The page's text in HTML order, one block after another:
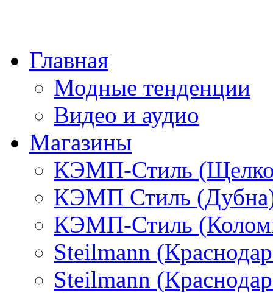
Главная
Модные тенденции
Видео и аудио
Магазины
КЭМП-Стиль
КЭМП Стиль
КЭМП-Стиль
Steilmann
Steilmann